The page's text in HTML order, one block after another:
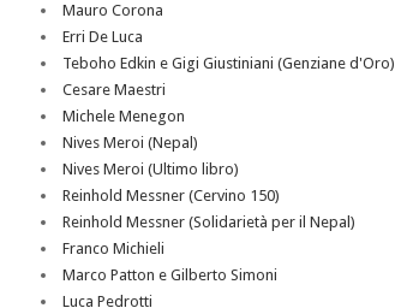
Mauro Corona
Erri De Luca
Teboho Edkin e Gigi Giustiniani (Genziane d'Oro)
Cesare Maestri
Michele Menegon
Nives Meroi (Nepal)
Nives Meroi (Ultimo libro)
Reinhold Messner (Cervino 150)
Reinhold Messner (Solidarietà per il Nepal)
Franco Michieli
Marco Patton e Gilberto Simoni
Luca Pedrotti